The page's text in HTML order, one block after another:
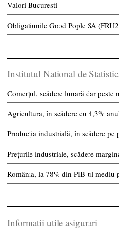
Valori Bucuresti
Obligatiunile Good Pople SA
Institutul National de
Comerțul, scădere lunară dar
Agricultura, în scădere cu 4,3%
Producția industrială, în scădere
Prețurile industriale, scădere
România, la 78% din PIB-ul mediu
Informatii utile asigurari